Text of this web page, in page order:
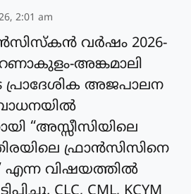
2:01 am
വർഷം 2026-
അങ്കമാലി
അജപാലന
“അസ്സീസിയിലെ
ഫ്രാൻസിസിനെ
എന്ന വിഷയത്തിൽ